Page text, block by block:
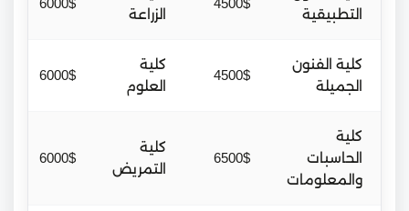
التطبيقية الزراعة
كلية الفنون
الجميلة
4500$
كلية
العلوم
6000$
كلية
الحاسبات
والمعلومات
6500$
كلية
التمريض
6000$